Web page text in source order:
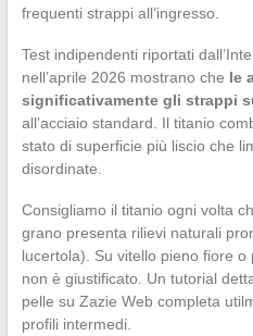
frequenti strappi all’ingresso.
Test indipendenti riportati
nell’aprile 2026 mostrano che le
significativamente gli strappi
all’acciaio standard. Il titanio
stato di superficie più liscio che
disordinate.
Consigliamo il titanio ogni volta
grano presenta rilievi naturali
lucertola). Su vitello pieno fiore o
non è giustificato. Un tutorial
pelle su Zazie Web completa
profili intermedi.